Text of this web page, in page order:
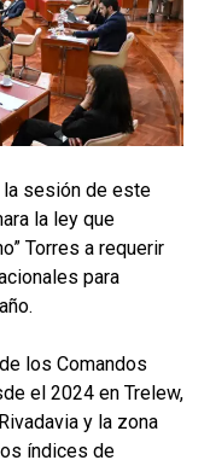
la sesión de este
la ley que
Torres a requerir
para
los Comandos
el 2024 en Trelew,
y la zona
índices de